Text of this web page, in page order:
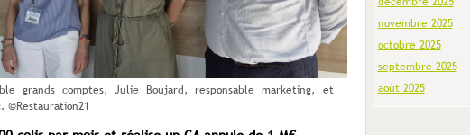
grands comptes, Julie Boujard, responsable marketing, et
©Restauration21
novembre 2025
octobre 2025
septembre 2025
août 2025